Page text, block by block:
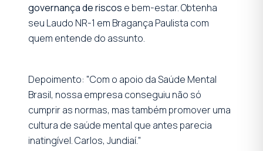
governança de riscos e bem-estar. Obtenha
seu Laudo NR-1 em Bragança Paulista com
quem entende do assunto.
Depoimento: "Com o apoio da Saúde Mental
Brasil, nossa empresa conseguiu não só
cumprir as normas, mas também promover uma
cultura de saúde mental que antes parecia
inatingível. Carlos, Jundiaí."